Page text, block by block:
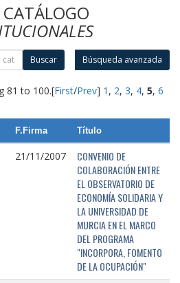
Buscar Búsqueda avanzada
81 to 100.[First/Prev] 1 , 2, 3, 4, 5, 6
F.Firma Título
21/11/2007
CONVENIO DE
COLABORACIÓN ENTRE
EL OBSERVATORIO DE
ECONOMÍA SOLIDARIA Y
LA UNIVERSIDAD DE
MURCIA EN EL MARCO
DEL PROGRAMA
"INCORPORA, FOMENTO
DE LA OCUPACIÓN"